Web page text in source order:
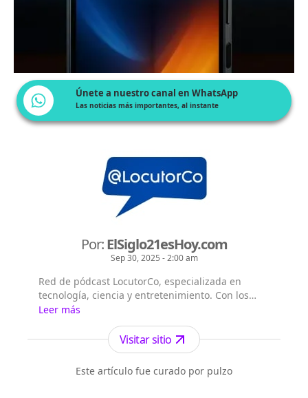
Únete a nuestro canal en WhatsApp
Las noticias más importantes, al instante
Por:ElSiglo21esHoy.com
Sep 30, 2025 - 2:00 am
Red de pódcast LocutorCo, especializada en
tecnología, ciencia y entretenimiento. Con los
siguientes títulos pódcast: - El Siglo 21 es Hoy -
Flash Diario - Lecturas Misteriosas - EntreVistas
Leer más
Visitar sitio
Este artículo fue curado por pulzo